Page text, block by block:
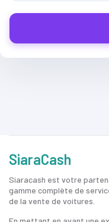
SiaraCash
Siaracash est votre
gamme complète de
de la vente de voitures.